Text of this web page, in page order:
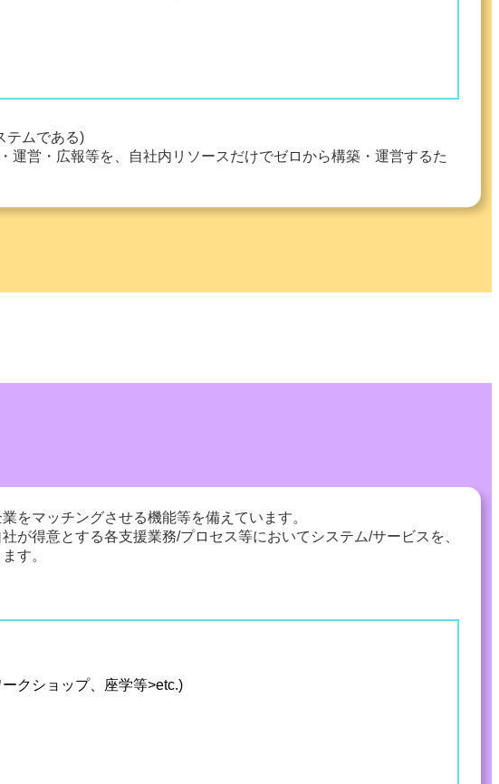
テムである)
運営・広報等を、自社内リソースだけでゼロから構築・運営するた
をマッチングさせる機能等を備えています。
が得意とする各支援業務/プロセス等においてシステム/サービスを、
す。
クショップ、座学等>etc.)